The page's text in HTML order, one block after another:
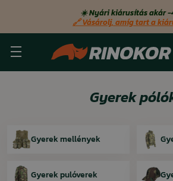
☀️ Nyári kiárusítás akár
🔗 Vásárolj, amíg tart a
Gyerek
Gyerek mellények
Gyerek pulóverek